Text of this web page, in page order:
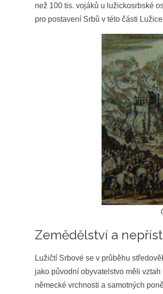
než 100 tis. vojáků u lužickosrbské
pro postavení Srbů v této části
Zemědělství a
Lužičtí Srbové se v průběhu
jako původní obyvatelstvo měli
německé vrchnosti a samotných